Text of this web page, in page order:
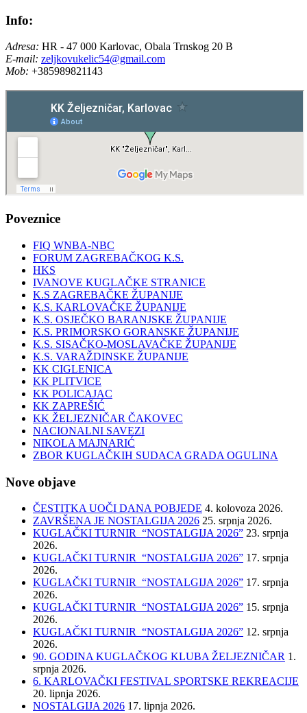
Info:
Adresa: HR - 47 000 Karlovac, Obala Trnskog 20 B
E-mail: zeljkovukelic54@gmail.com
Mob: +385989821143
Poveznice
FIQ WNBA-NBC
FORUM ZAGREBAČKOG K.S.
HKS
IVANOVE KUGLAČKE STRANICE
K.S ZAGREBAČKE ŽUPANIJE
K.S. KARLOVAČKE ŽUPANIJE
K.S. OSJEČKO BARANJSKE ŽUPANIJE
K.S. PRIMORSKO GORANSKE ŽUPANIJE
K.S. SISAČKO-MOSLAVAČKE ŽUPANIJE
K.S. VARAŽDINSKE ŽUPANIJE
KK CIGLENICA
KK PLITVICE
KK POLICAJAC
KK ZAPREŠIĆ
KK ŽELJEZNIČAR ČAKOVEC
NACIONALNI SAVEZI
NIKOLA MAJNARIĆ
ZBOR KUGLAČKIH SUDACA GRADA OGULINA
Nove objave
ČESTITKA UOČI DANA POBJEDE 4. kolovoza 2026.
ZAVRŠENA JE NOSTALGIJA 2026 25. srpnja 2026.
KUGLAČKI TURNIR “NOSTALGIJA 2026” 23. srpnja
2026.
KUGLAČKI TURNIR “NOSTALGIJA 2026” 17. srpnja
2026.
KUGLAČKI TURNIR “NOSTALGIJA 2026” 17. srpnja
2026.
KUGLAČKI TURNIR “NOSTALGIJA 2026” 15. srpnja
2026.
KUGLAČKI TURNIR “NOSTALGIJA 2026” 12. srpnja
2026.
90. GODINA KUGLAČKOG KLUBA ŽELJEZNIČAR 1.
srpnja 2026.
6. KARLOVAČKI FESTIVAL SPORTSKE REKREACIJE
20. lipnja 2026.
NOSTALGIJA 2026 17. lipnja 2026.